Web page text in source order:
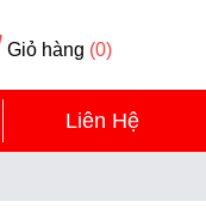
Giỏ hàng (0)
Liên Hệ